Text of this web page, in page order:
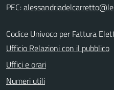
PEC:
Codice Univoco per Fattura
Ufficio Relazioni con il pubblico
Uffici e orari
Numeri utili